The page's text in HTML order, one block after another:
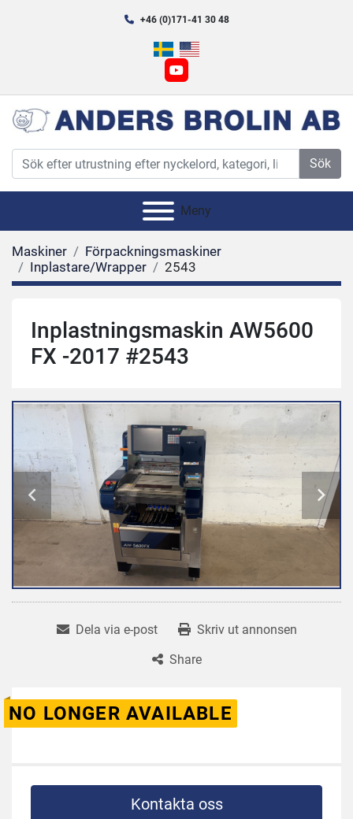
+46 (0)171-41 30 48
youtube
Sök
Meny
Maskiner
Förpackningsmaskiner
Inplastare/Wrapper
2543
Inplastningsmaskin AW5600
FX -2017 #2543
Dela via e-post
Skriv ut annonsen
Share
NO LONGER AVAILABLE
Kontakta oss